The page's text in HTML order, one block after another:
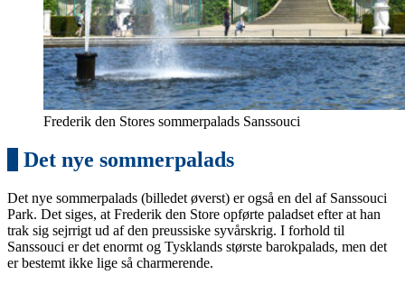
Frederik den Stores sommerpalads Sanssouci
Det nye sommerpalads
Det nye sommerpalads (billedet øverst) er også en del af Sanssouci
Park. Det siges, at Frederik den Store opførte paladset efter at han
trak sig sejrrigt ud af den preussiske syvårskrig. I forhold til
Sanssouci er det enormt og Tysklands største barokpalads, men det
er bestemt ikke lige så charmerende.